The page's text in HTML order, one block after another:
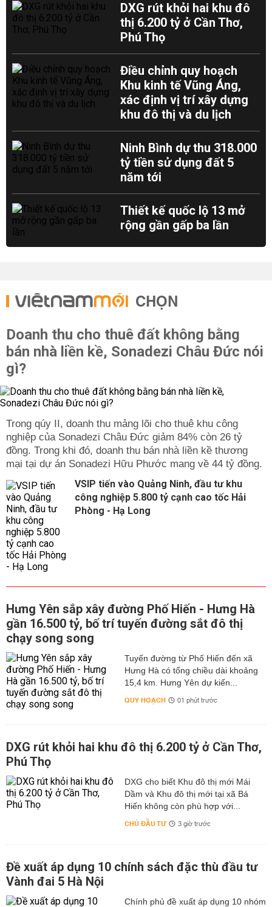
DXG rút khỏi hai khu đô
thị 6.200 tỷ ở Cần Thơ,
Phú Thọ
Điều chỉnh quy hoạch
Khu kinh tế Vũng Áng,
xác định vị trí xây dựng
khu đô thị và du lịch
Ninh Bình dự thu 318.000
tỷ tiền sử dụng đất 5
năm tới
Thiết kế quốc lộ 13 mở
rộng gần gấp ba lần
CHỌN
Doanh thu cho thuê đất không bằng
bán nhà liền kề, Sonadezi Châu Đức nói
gì?
Trong qúy II, doanh thu mảng lõi cho thuê khu công
nghiệp của Sonadezi Châu Đức giảm 84% còn 26 tỷ
đồng. Trong khi đó, doanh thu bán nhà liền kề thương
mại tại dự án Sonadezi Hữu Phước mang về 44 tỷ đồng.
VSIP tiến vào Quảng Ninh, đầu tư khu
công nghiệp 5.800 tỷ cạnh cao tốc Hải
Phòng - Hạ Long
Hưng Yên sắp xây đường Phố Hiến - Hưng Hà
gần 16.500 tỷ, bố trí tuyến đường sắt đô thị
chạy song song
Tuyến đường từ Phố Hiến đến xã
Hưng Hà có tổng chiều dài khoảng
15,4 km. Hưng Yên dự kiến...
QUY HOẠCH 01 phút trước
DXG rút khỏi hai khu đô thị 6.200 tỷ ở Cần Thơ,
Phú Thọ
DXG cho biết Khu đô thị mới Mái
Dầm và Khu đô thị mới tại xã Bá
Hiến không còn phù hợp với...
CHỦ ĐẦU TƯ 3 giờ trước
Đề xuất áp dụng 10 chính sách đặc thù đầu tư
Vành đai 5 Hà Nội
Chính phủ đề xuất áp dụng 10 nhóm